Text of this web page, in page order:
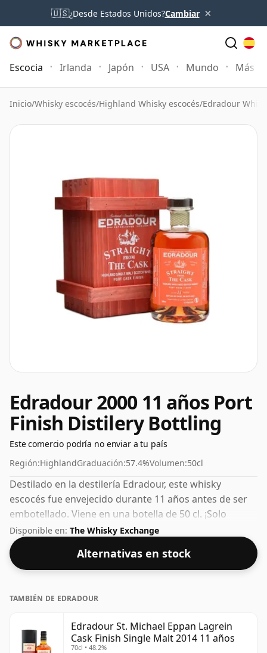
🇺🇸¿Desde Estados Unidos?Cambiar ×
Escocia Irlanda Japón USA Mundo Más
Inicio/Whisky escocés/Highland Whisky escocés/Edradour
Edradour 2000 11 años Port
Finish Distilery Bottling
Este comercio podría no enviar a tu país
Región:HighlandGraduación:57.4%Volumen:50cl
Destilado en la destilería Edradour, este whisky
escocés fue envejecido durante 11 años antes de ser
embotellado. Viene en una botella de 50 cl. ¡Solo
tendrás que servir medidas más pequeñas para tus
amigos!
Disponible en: The Whisky Exchange
Alternativas en stock
TAMBIÉN DE EDRADOUR
Edradour St. Michael Eppan Lagrein
Cask Finish Single Malt 2014 11 años
70cl • 48.2%